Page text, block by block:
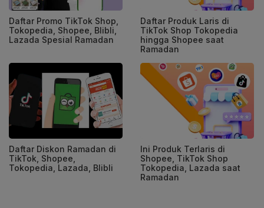
Daftar Promo TikTok Shop,
Tokopedia, Shopee, Blibli,
Lazada Spesial Ramadan
Daftar Produk Laris di
TikTok Shop Tokopedia
hingga Shopee saat
Ramadan
Daftar Diskon Ramadan di
TikTok, Shopee,
Tokopedia, Lazada, Blibli
Ini Produk Terlaris di
Shopee, TikTok Shop
Tokopedia, Lazada saat
Ramadan